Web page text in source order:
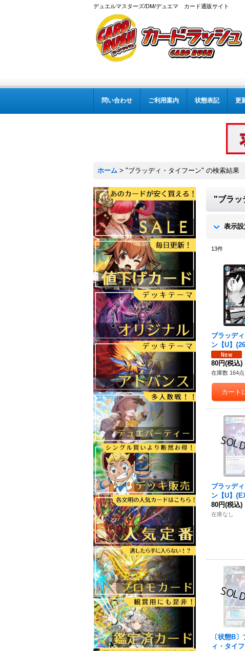
デュエルマスターズ/DM/デュエマ カード通販サイト
問い合わせ ご利用案内 状態表記 更
ホーム > "ブラッディ・タイフーン" の検索結果
"ブラッ
表示
13件
ブラッデ
ン 【U】
30}《多》
80円(税込)
在庫数 164点
ブラッデ
ン 【U】
《多》
80円(税込)
在庫なし
〔状態B〕
ィ・タイ